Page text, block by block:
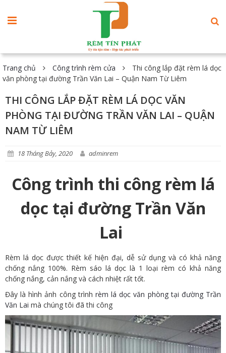
Trang chủ Công trình rèm cửa
Thi công lắp đặt rèm lá dọc
văn phòng tại đường Trần Văn Lai – Quận Nam Từ Liêm
THI CÔNG LẮP ĐẶT RÈM LÁ DỌC VĂN
PHÒNG TẠI ĐƯỜNG TRẦN VĂN LAI – QUẬN
NAM TỪ LIÊM
18 Tháng Bảy, 2020 adminrem
Công trình thi công rèm lá
dọc tại đường Trần Văn
Lai
Rèm lá dọc được thiết kế hiện đại, dễ sử dụng và có khả năng
chống nắng 100%. Rèm sáo lá dọc là 1 loại rèm có khả năng
chống nắng, cản nắng và cách nhiệt rất tốt.
Đây là hình ảnh công trình rèm lá dọc văn phòng tại đường Trần
Văn Lai mà chúng tôi đã thi công